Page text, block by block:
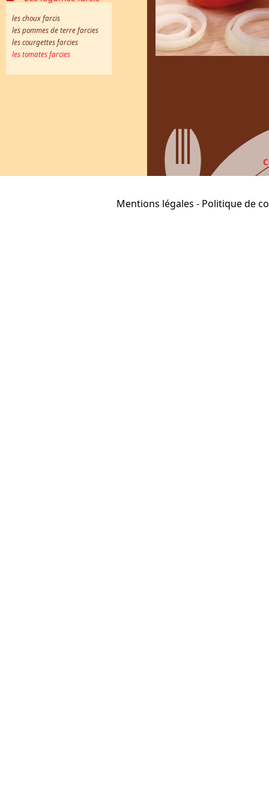
les choux farcis
les pommes de terre farcies
les courgettes farcies
les tomates farcies
Mentions légales - Politique de